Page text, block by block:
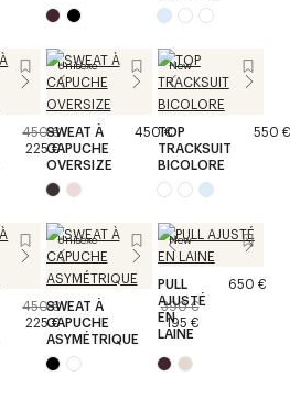
450 €
225 €
Unisexe
SWEAT À
CAPUCHE
OVERSIZE
450 €
New
TOP
TRACKSUIT
BICOLORE
550 €
450 €
225 €
Unisexe
SWEAT À
CAPUCHE
ASYMÉTRIQUE
390 €
195 €
New
PULL
AJUSTÉ
EN
LAINE
650 €